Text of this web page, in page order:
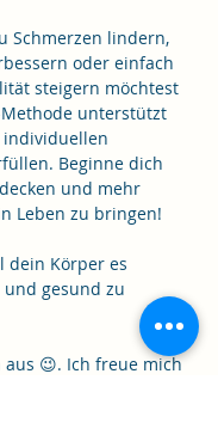
Schmerzen lindern,
oder einfach
steigern möchtest
unterstützt
Beginne dich
und mehr
Leben zu bringen!
dein Körper es
gesund zu
😉. Ich freue mich